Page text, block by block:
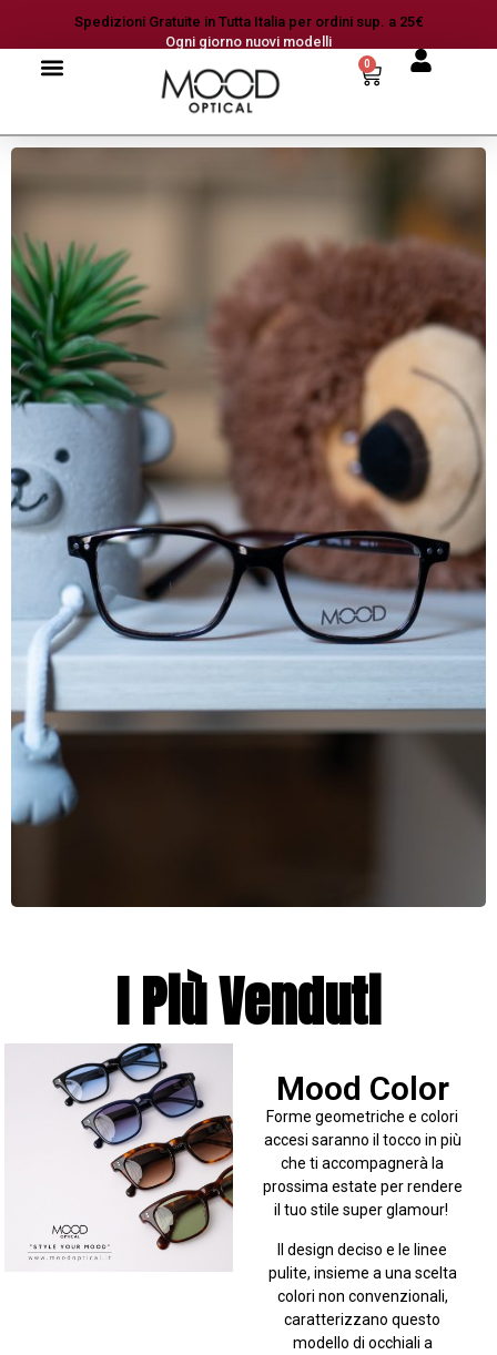
Spedizioni Gratuite in Tutta Italia per ordini sup. a 25€
Ogni giorno nuovi modelli
0
I Più Venduti
Mood Color
Forme geometriche e colori
accesi saranno il tocco in più
che ti accompagnerà la
prossima estate per rendere
il tuo stile super glamour!
Il design deciso e le linee
pulite, insieme a una scelta
colori non convenzionali,
caratterizzano questo
modello di occhiali a